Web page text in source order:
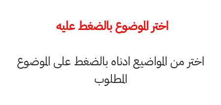
اختر الموضوع بالضغط عليه
اختر من المواضيع ادناه بالضغط على الموضوع
المطلوب